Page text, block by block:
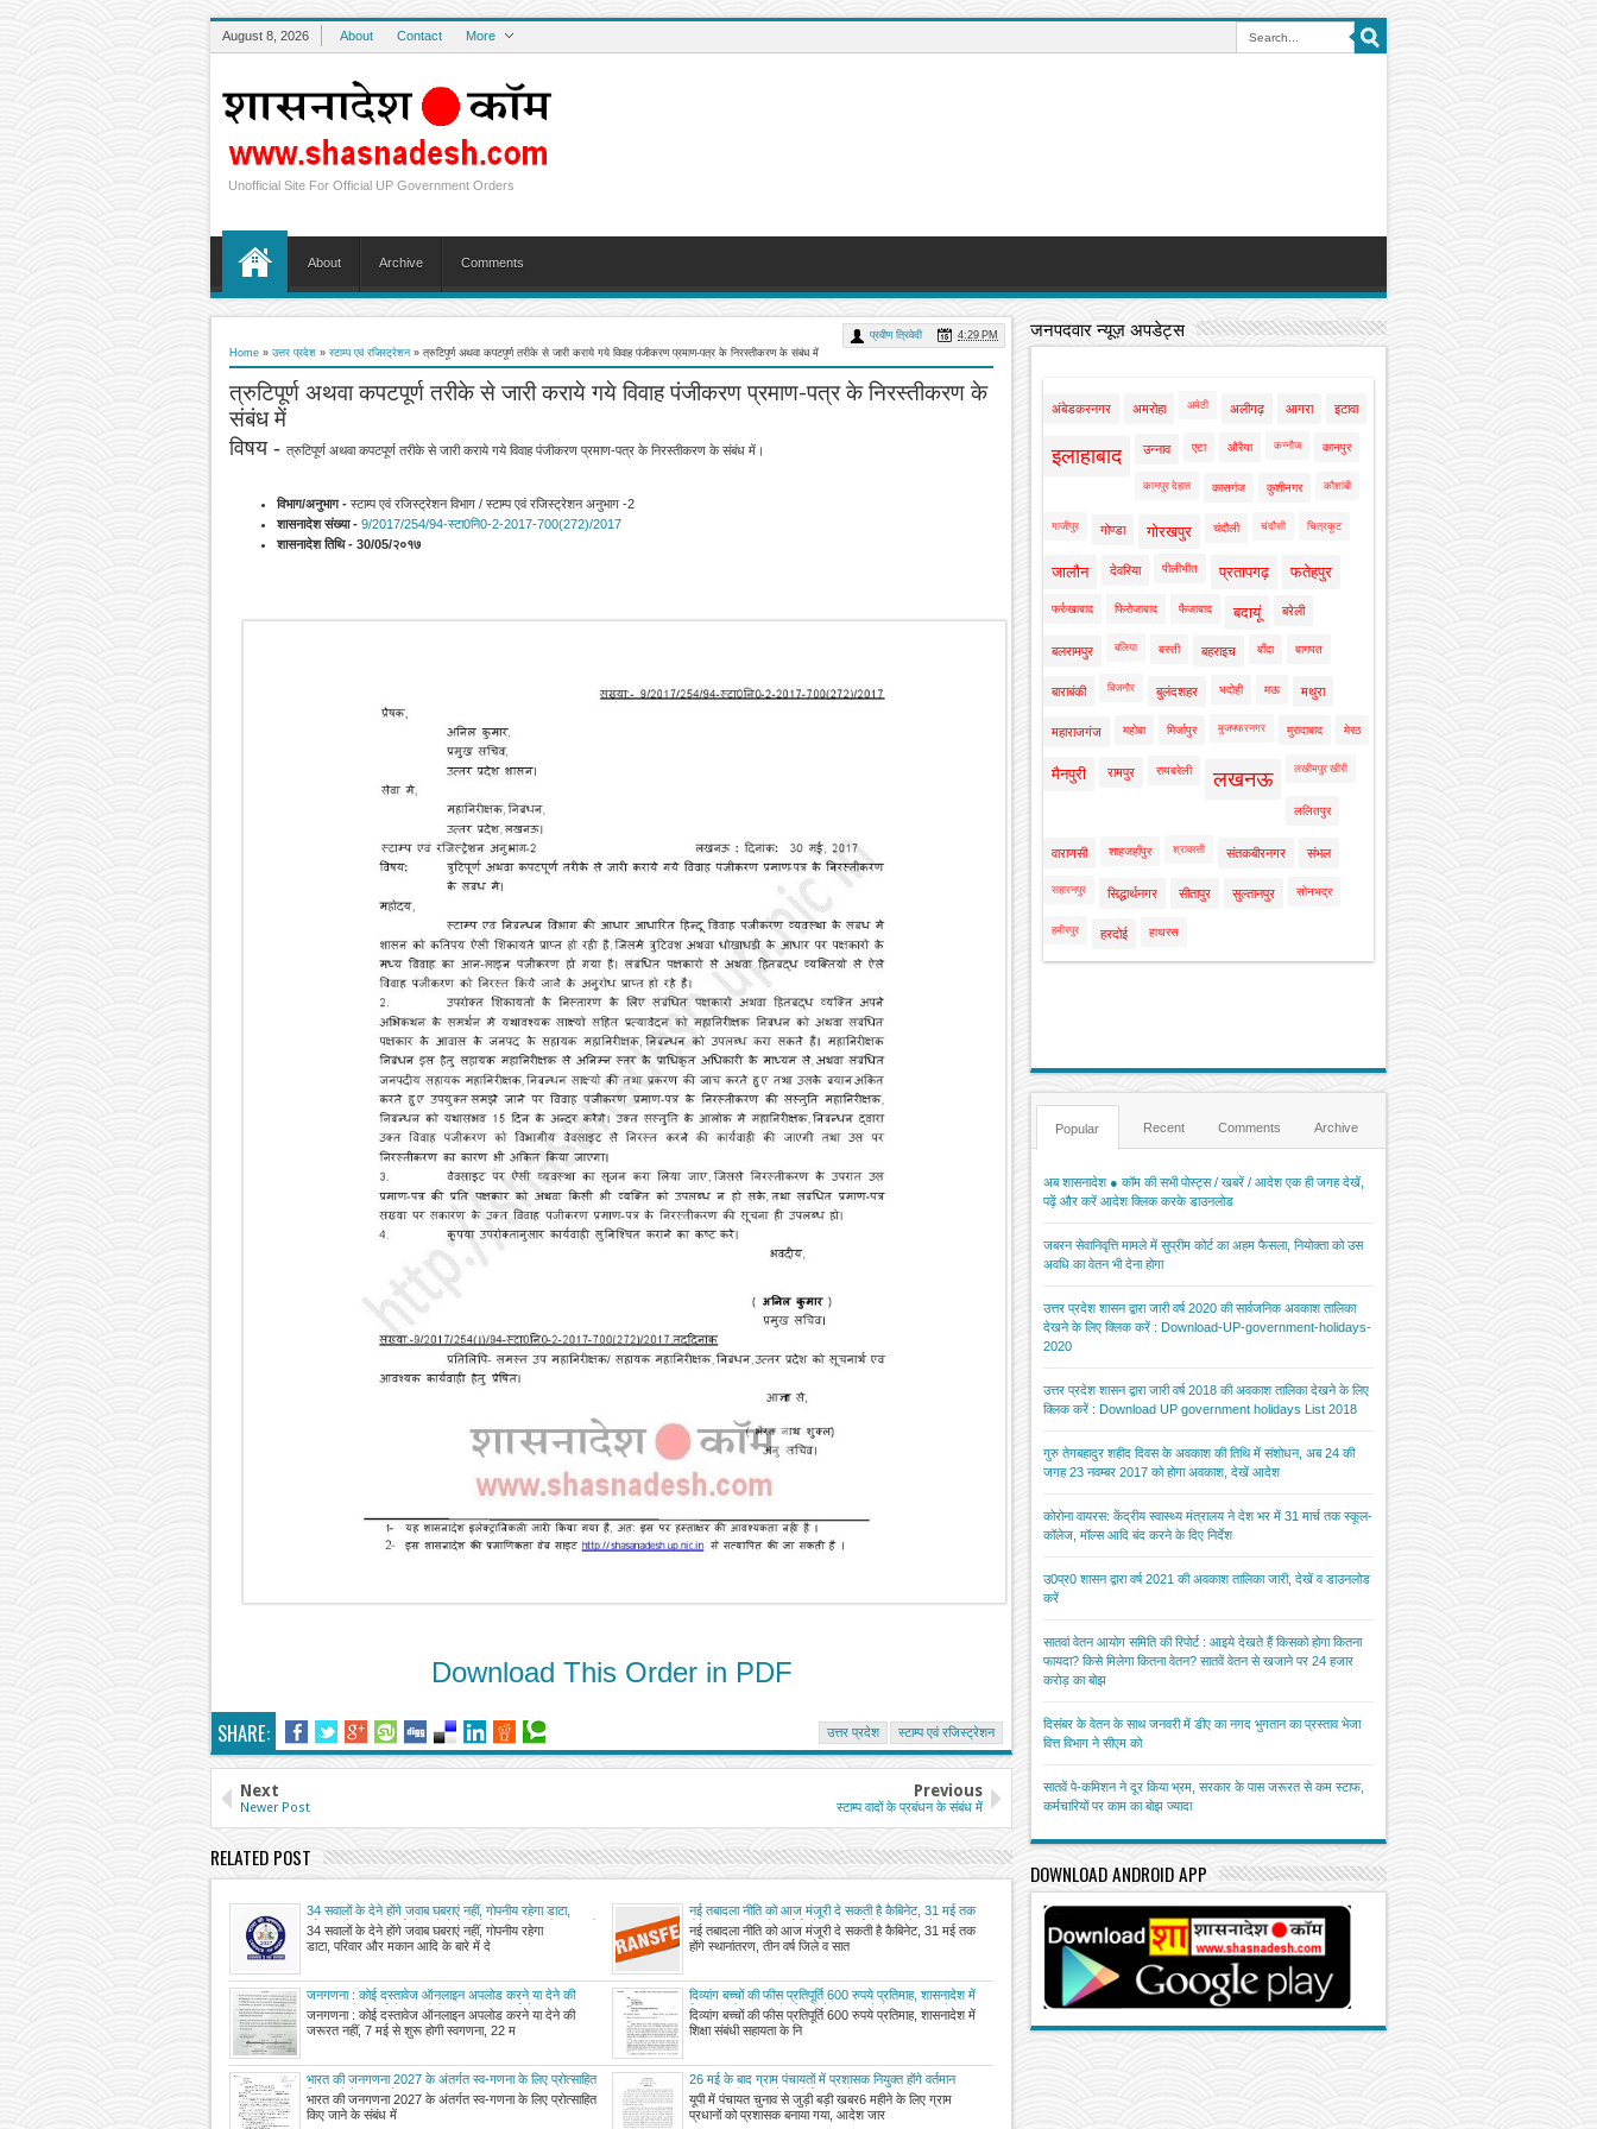
August 8, 2026 About Contact More
Unofficial Site For Official UP Government Orders
About Archive Comments
Home » उत्तर प्रदेश » स्टाम्प एवं रजिस्ट्रेशन» त्रुटिपूर्ण अथवा कपटपूर्ण तरीके से जारी कराये गये विवाह पंजीकरण प्रमाण-पत्र के निरस्‍तीकरण के संबंध में
त्रुटिपूर्ण अथवा कपटपूर्ण तरीके से जारी कराये गये विवाह पंजीकरण प्रमाण-पत्र के निरस्‍तीकरण के
संबंध में
प्रवीण त्रिवेदी 4:29 PM
उत्तर प्रदेश स्टाम्प एवं रजिस्ट्रेशन
विषय - त्रुटिपूर्ण अथवा कपटपूर्ण तरीके से जारी कराये गये विवाह पंजीकरण प्रमाण-पत्र के निरस्‍तीकरण के संबंध में।
विभाग/अनुभाग - स्टाम्प एवं रजिस्ट्रेशन विभाग / स्टाम्प एवं रजिस्ट्रेशन अनुभाग -2
शासनादेश संख्या - 9/2017/254/94-स्‍टा0नि0-2-2017-700(272)/2017
शासनादेश तिथि - 30/05/२०१७
Download This Order in PDF
SHARE:
Next
Newer Post
Previous
स्टाम्प वादों के प्रबंधन के संबंध में
RELATED POST
34 सवालों के देने होंगे जवाब घबराएं नहीं, गोपनीय रहेगा डाटा,
परिवार और मकान आदि के बारे में देनी होगी पूरी जानकारी, संशय हो
DIAL करें 1855
34 सवालों के देने होंगे जवाब घबराएं नहीं, गोपनीय रहेगा
डाटा, परिवार और मकान आदि के बारे में दे
नई तबादला नीति को आज मंजूरी दे सकती है कैबिनेट, 31 मई तक
होंगे स्थानांतरण, तीन वर्ष जिले व सात वर्ष से मंडल में जमे
अधिकारी-कर्मचारी हटेंगे
नई तबादला नीति को आज मंजूरी दे सकती है कैबिनेट, 31 मई तक
होंगे स्थानांतरण, तीन वर्ष जिले व सात
जनगणना : कोई दस्तावेज ऑनलाइन अपलोड करने या देने की
जरूरत नहीं, 7 मई से शुरू होगी स्वगणना, 22 मई से प्रगणक
आपके घर आकर भरेंगे विवरण
जनगणना : कोई दस्तावेज ऑनलाइन अपलोड करने या देने की
जरूरत नहीं, 7 मई से शुरू होगी स्वगणना, 22 म
दिव्यांग बच्चों की फीस प्रतिपूर्ति 600 रुपये प्रतिमाह, शासनादेश में
शिक्षा संबंधी सहायता के नियमों में बदलाव, देखें जारी शासनादेश
दिव्यांग बच्चों की फीस प्रतिपूर्ति 600 रुपये प्रतिमाह, शासनादेश में
शिक्षा संबंधी सहायता के नि
भारत की जनगणना 2027 के अंतर्गत स्व-गणना के लिए प्रोत्साहित
किए जाने के संबंध में
भारत की जनगणना 2027 के अंतर्गत स्व-गणना के लिए प्रोत्साहित
किए जाने के संबंध में
26 मई के बाद ग्राम पंचायतों में प्रशासक नियुक्त होंगे वर्तमान
प्रधान, यूपी शासन ने जारी किया आदेश
यूपी में पंचायत चुनाव से जुड़ी बड़ी खबर6 महीने के लिए ग्राम
प्रधानों को प्रशासक बनाया गया, आदेश जार
जनपदवार न्यूज़ अपडेट्स
अंबेडकरनगर अमरोहा अमेठी अलीगढ़ आगरा इटावा
इलाहाबाद उन्नाव एटा औरैया कन्नौज कानपुर
कानपुर देहात कासगंज कुशीनगर कौशांबी
गाजीपुर गोण्डा गोरखपुर चंदौली चंदौसी चित्रकूट
जालौन देवरिया पीलीभीत प्रतापगढ़ फतेहपुर
फर्रुखाबाद फिरोजाबाद फैजाबाद बदायूं बरेली
बलरामपुर बलिया बस्ती बहराइच बाँदा बागपत
बाराबंकी बिजनौर बुलंदशहर भदोही मऊ मथुरा
महाराजगंज महोबा मिर्जापुर मुजफ्फरनगर मुरादाबाद मेरठ
मैनपुरी रामपुर रायबरेली लखनऊ लखीमपुर खीरी
ललितपुर
वाराणसी शाहजहाँपुर श्रावस्ती संतकबीरनगर संभल
सहारनपुर सिद्धार्थनगर सीतापुर सुल्तानपुर सोनभद्र
हमीरपुर हरदोई हाथरस
Popular Recent Comments Archive
अब शासनादेश ● कॉम की सभी पोस्ट्स / खबरें / आदेश एक ही जगह देखें,
पढ़ें और करें आदेश क्लिक करके डाउनलोड
जबरन सेवानिवृत्ति मामले में सुप्रीम कोर्ट का अहम फैसला, नियोक्ता को उस
अवधि का वेतन भी देना होगा
उत्तर प्रदेश शासन द्वारा जारी वर्ष 2020 की सार्वजनिक अवकाश तालिका
देखने के लिए क्लिक करें : Download-UP-government-holidays-
2020
उत्तर प्रदेश शासन द्वारा जारी वर्ष 2018 की अवकाश तालिका देखने के लिए
क्लिक करें : Download UP government holidays List 2018
गुरु तेगबहादुर शहीद दिवस के अवकाश की तिथि में संशोधन, अब 24 की
जगह 23 नवम्बर 2017 को होगा अवकाश, देखें आदेश
कोरोना वायरस: केंद्रीय स्वास्थ्य मंत्रालय ने देश भर में 31 मार्च तक स्कूल-
कॉलेज, मॉल्स आदि बंद करने के दिए निर्देश
उ0प्र0 शासन द्वारा वर्ष 2021 की अवकाश तालिका जारी, देखें व डाउनलोड
करें
सातवां वेतन आयोग समिति की रिपोर्ट : आइये देखते हैं किसको होगा कितना
फायदा? किसे मिलेगा कितना वेतन? सातवें वेतन से खजाने पर 24 हजार
करोड़ का बोझ
दिसंबर के वेतन के साथ जनवरी में डीए का नगद भुगतान का प्रस्ताव भेजा
वित्त विभाग ने सीएम को
सातवें पे-कमिशन ने दूर किया भ्रम, सरकार के पास जरूरत से कम स्टाफ,
कर्मचारियों पर काम का बोझ ज्यादा
DOWNLOAD ANDROID APP